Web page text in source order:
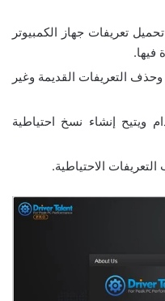
تعريفات جهاز الكمبيوتر
فيها.
التعريفات القديمة وغير
ويتيح إنشاء نسخ احتياطية
الاحتياطية.